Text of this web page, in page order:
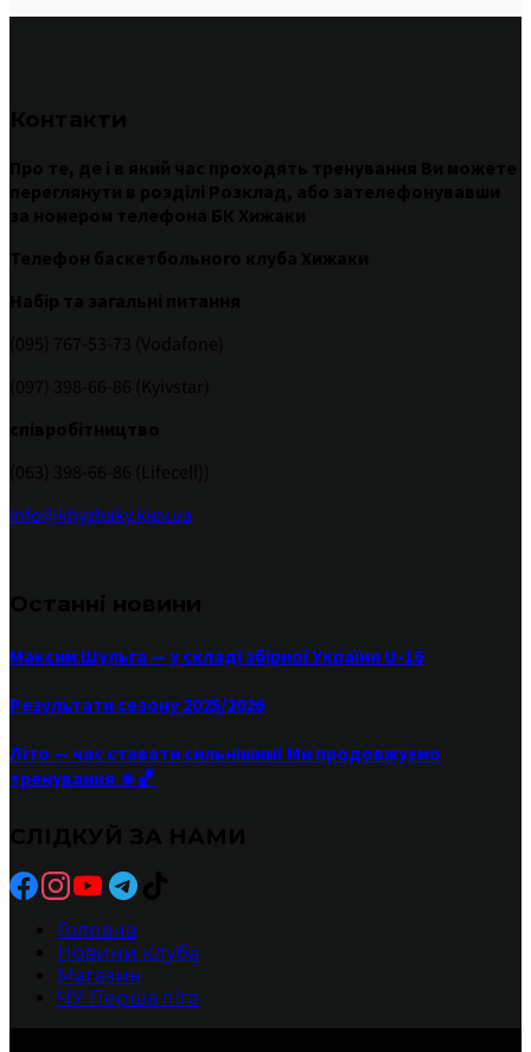
info@khyzhaky.kiev.ua
Максим Шульга — у складі збірної України U-16
Результати сезону 2025/2026
Літо — час ставати сильнішим! Ми продовжуємо
тренування ☀️🏀
Головна
Новини клуба
Магазин
ЧУ Перша ліга